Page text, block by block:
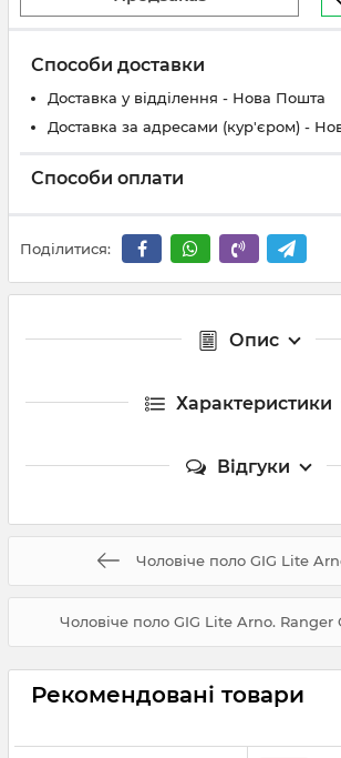
Способи доставки
Доставка у відділення - Нова Пошта
Доставка за адресами (кур'єром) -
Способи оплати
Поділитися:
Опис
Характеристики
Відгуки
Чоловіче поло GIG Lite
Чоловіче поло GIG Lite Arno. Ranger
Рекомендовані товари